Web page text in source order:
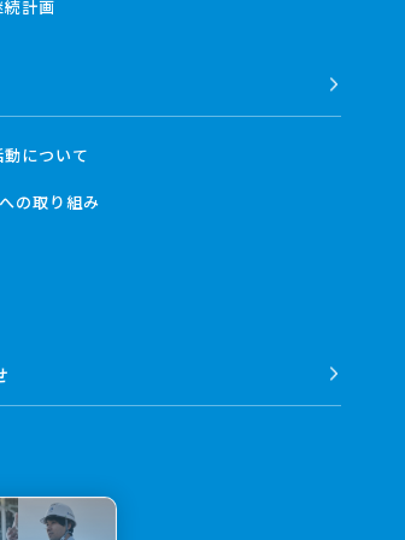
続計画
動について
の取り組み